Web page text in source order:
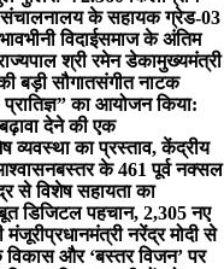
के सहायक ग्रेड-03
विदाईसमाज के अंतिम
श्री रमेन डेकामुख्यमंत्री
बड़ी सौगातसंगीत नाटक
का आयोजन किया:
देने की एक
का प्रस्ताव, केंद्रीय
बस्तर के 461 पूर्व नक्सल
से विशेष सहायता का
डिजिटल पहचान, 2,305 नए
मंजूरीप्रधानमंत्री नरेंद्र मोदी से
और ‘बस्तर विजन’ पर